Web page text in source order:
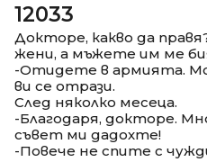
12033
Докторе, какво да
жени, а мъжете им ме
-Отидете в армията.
ви се отрази.
След няколко месеца.
-Благодаря, докторе.
съвет ми дадохте!
-Повече не спите с